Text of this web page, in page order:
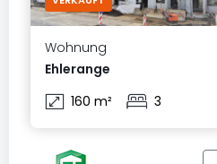
Wohnung
Ehlerange
160 m²
3